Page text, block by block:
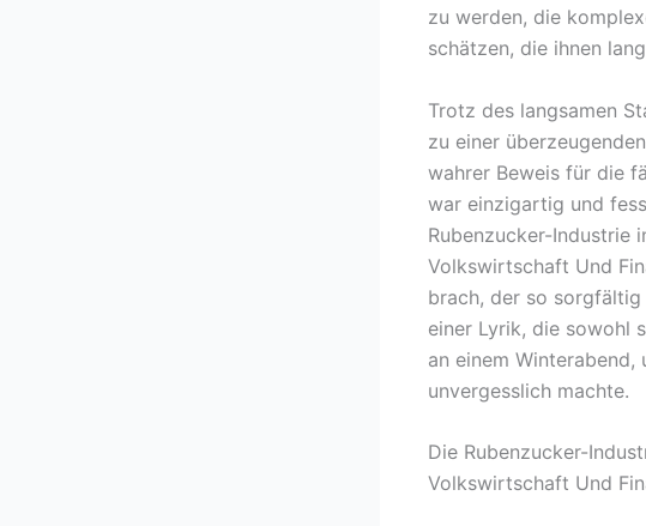
zu werden, die
schätzen, die ihnen
Trotz des langsamen
zu einer
wahrer Beweis für die
war einzigartig und
Rubenzucker-Industrie
Volkswirtschaft Und
brach, der so
einer Lyrik, die sowohl
an einem
unvergesslich machte.
Die Rubenzucker-
Volkswirtschaft Und